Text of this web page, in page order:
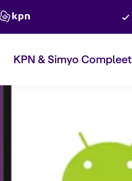
KPN & Simyo Compleet